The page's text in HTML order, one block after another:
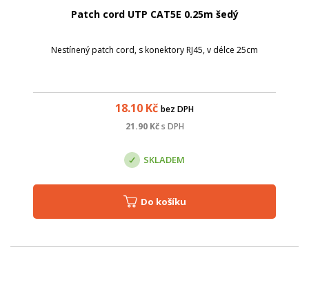
Patch cord UTP CAT5E 0.25m šedý
Nestínený patch cord, s konektory RJ45, v délce 25cm
18.10 Kč bez DPH
21.90Kč s DPH
SKLADEM
Do košíku